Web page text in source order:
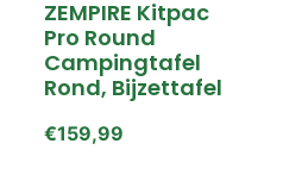
ZEMPIRE Kitpac
Pro Round
Campingtafel
Rond, Bijzettafel
€159,99